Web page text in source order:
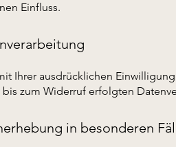
Einfluss.
Ihrer ausdrücklichen
zum Widerruf erfolgten
in besonderen